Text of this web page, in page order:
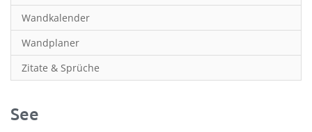
Literatur
Manga & Animé
Neutrale Kalender
Partner- & Wandplaner
Planung & Organisation
Wandkalender
Wandplaner
Zitate & Sprüche
See